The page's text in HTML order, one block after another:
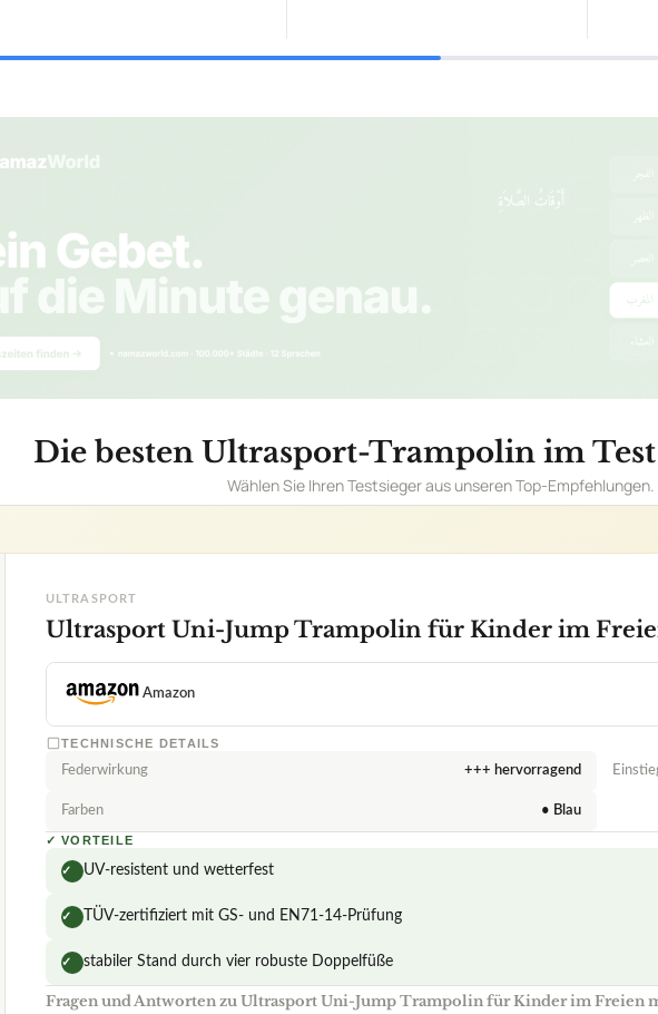
Die besten Ultrasport-Trampolin im
Wählen Sie Ihren Testsieger aus unseren Top-Empfehlungen.
ULTRASPORT
Ultrasport Uni-Jump Trampolin für Kinder im
Amazon
TECHNISCHE DETAILS
Federwirkung +++ hervorragend
Farben • Blau
✓ VORTEILE
✓ UV-resistent und wetterfest
✓ TÜV-zertifiziert mit GS- und EN71-14-Prüfung
✓ stabiler Stand durch vier robuste Doppelfüße
Fragen und Antworten zu Ultrasport Uni-Jump Trampolin für Kinder im Freien